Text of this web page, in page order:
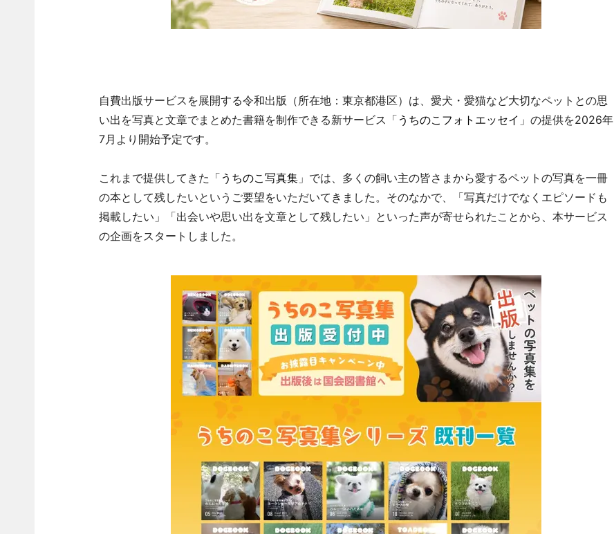
自費出版サービスを展開する令和出版（所在地：東京都港区）は、愛犬・愛猫など大切なペットとの思
い出を写真と文章でまとめた書籍を制作できる新サービス「 うちのこフォトエッセイ 」の提供を2026年
7月より開始予定です。
これまで提供してきた「 うちのこ写真集」では、多くの飼い主の皆さまから愛するペットの写真を一冊
の本として残したいというご要望をいただいてきました。そのなかで、「写真だけでなくエピソードも
掲載したい」「出会いや思い出を文章として残したい」といった声が寄せられたことから、本サービス
の企画をスタートしました。